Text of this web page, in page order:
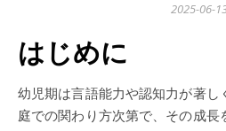
2025-06-
はじめに
幼児期は言語能力や認知力が著しく発達する時期であり、家
庭での関わり方次第で、その成長